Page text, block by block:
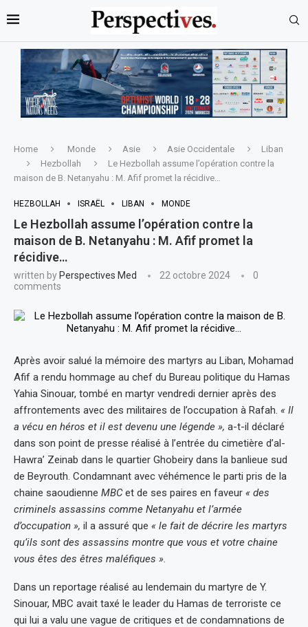
Home Monde Asie Asie Occidentale
Liban
Hezbollah
Le Hezbollah assume l’opération contre la
maison de B. Netanyahu : M. Afif promet la récidive…
HEZBOLLAH ISRAËL LIBAN MONDE
Le Hezbollah assume l’opération contre la
maison de B. Netanyahu : M. Afif promet la
récidive…
written by Perspectives Med 22 octobre 2024
0
comments
Après avoir salué la mémoire des martyrs au Liban, Mohamad
Afif a rendu hommage au chef du Bureau politique du Hamas
Yahia Sinouar, tombé en martyr vendredi dernier après des
affrontements avec des militaires de l’occupation à Rafah. « Il
a vécu en héros et il est devenu une légende », a-t-il déclaré
dans son point de presse réalisé à l’entrée du cimetière d’al-
Hawra’ Zeinab dans le quartier Ghobeiry dans la banlieue sud
de Beyrouth. Condamnant avec véhémence le parti pris de la
chaine saoudienne MBCet de ses paires en faveur « des
criminels assassins comme Netanyahu et l’armée
d’occupation », il a assuré que « le fait de décrire les martyrs
qu’ils sont des assassins montre que vous et votre chaine
vous êtes des êtres maléfiques ».
Dans un reportage réalisé au lendemain du martyre de Y.
Sinouar, MBC avait taxé le leader du Hamas de terroriste ce
qui lui a valu une vague de critiques et de condamnations de